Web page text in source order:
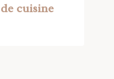
cuisine